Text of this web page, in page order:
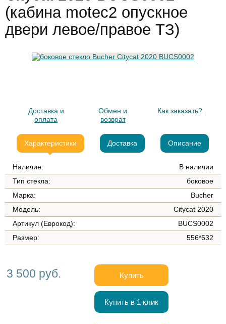
(кабина motec2 опускное
двери левое/правое ТЗ)
Доставка и
оплата
Обмен и
возврат
Как заказать?
Характеристики Доставка Описание
Наличие:
В наличии
Тип стекла:
боковое
Марка:
Bucher
Модель:
Citycat 2020
Артикул (Еврокод):
BUCS0002
Размер:
556*632
3 500 руб. Купить
Купить в 1 клик